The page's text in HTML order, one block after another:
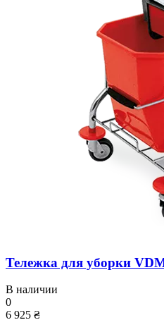
Тележка для уборки
В наличии
0
6 925 ₴